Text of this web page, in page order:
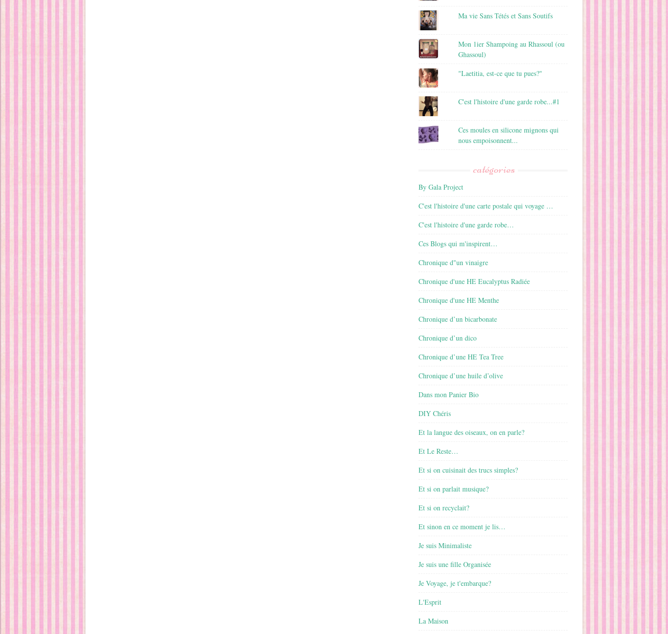
Ma vie Sans Tétés et Sans Soutifs
Mon 1ier Shampoing au Rhassoul (ou
Ghassoul)
"Laetitia, est-ce que tu pues?"
C'est l'histoire d'une garde robe...#1
Ces moules en silicone mignons qui
nous empoisonnent...
catégories
By Gala Project
C'est l'histoire d'une carte postale qui voyage …
C'est l'histoire d'une garde robe…
Ces Blogs qui m'inspirent…
Chronique d"un vinaigre
Chronique d'une HE Eucalyptus Radiée
Chronique d'une HE Menthe
Chronique d’un bicarbonate
Chronique d’un dico
Chronique d’une HE Tea Tree
Chronique d’une huile d’olive
Dans mon Panier Bio
DIY Chéris
Et la langue des oiseaux, on en parle?
Et Le Reste…
Et si on cuisinait des trucs simples?
Et si on parlait musique?
Et si on recyclait?
Et sinon en ce moment je lis…
Je suis Minimaliste
Je suis une fille Organisée
Je Voyage, je t'embarque?
L'Esprit
La Maison